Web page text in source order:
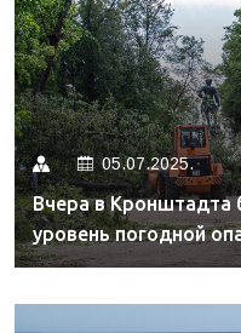
05.07.2025.
Вчера в
уровень погодной